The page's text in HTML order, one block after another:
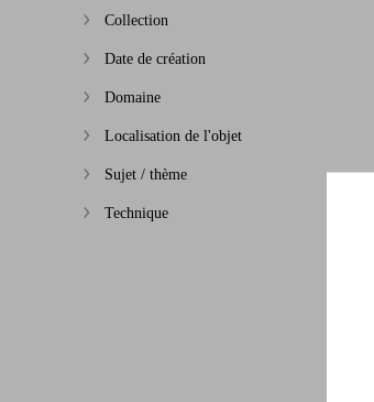
Afficher plus
Collection
Afficher plus
Date de création
Afficher plus
Domaine
Afficher plus
Localisation de l'objet
Afficher plus
Sujet / thème
Afficher plus
Technique